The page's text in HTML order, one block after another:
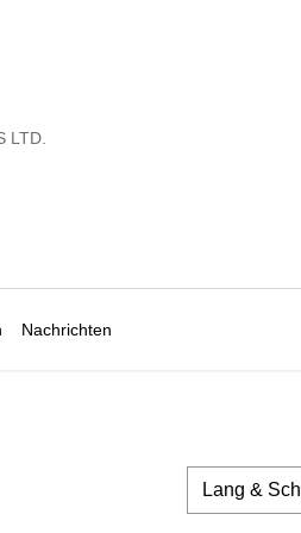
LTD.
Nachrichten